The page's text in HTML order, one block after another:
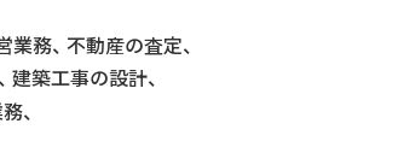
業務 不動産の査定
建築工事の設計